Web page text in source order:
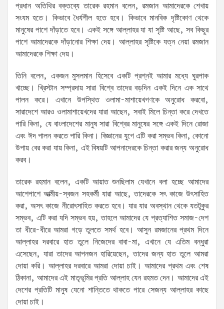
প্রধান অতিথির বক্তব্যে তারেক রহমান বলেন, রমজান আমাদেরকে শেখায়
সংযম হতে। কিভাবে ধৈর্যশীল হতে হবে। কিভাবে মানবিক দৃষ্টিকোণ থেকে
মানুষের পাশে দাঁড়াতে হবে। একই সঙ্গে আল্লাহর যা যা সৃষ্টি আছে, সব কিছুর
পাশে আমাদেরকে দাঁড়ানোর শিক্ষা দেয়। আল্লাহর সৃষ্টিকে যত্ন নেয়া রমজান
আমাদেরকে শিক্ষা দেয়।
তিনি বলেন, একজন মুসলমান হিসেবে একটি প্রশ্নই আমার মধ্যে ঘুরপাক
খাচ্ছে। খ্রিস্টান সম্প্রদায় সারা বিশ্বে তাদের বড়দিন একই দিনে এক সাথে
পালন করে। এখানে উপস্থিত ওলামা-মাশায়েখগণকে অনুরোধ করবো,
সারাদেশে আরও ওলামাশায়েখদের যারা আছেন, সবাই মিলে চিন্তা করে দেখতে
পারি কিনা, যে বাংলাদেশের মানুষ সারা বিশ্বের মানুষের সঙ্গে একই দিনে রোজা
এবং ঈদ পালন করতে পারি কিনা। বিজ্ঞানের যুগে এটি করা সম্ভব কিনা, কোনো
উপায় বের করা যায় কিনা, এই বিষয়টি আপনাদেরকে চিন্তা করার জন্য অনুরোধ
করব।
তারেক রহমান বলেন, একটি আয়াত শুনছিলাম যেখানে বলা হচ্ছে আমাদের
আশেপাশে আত্মীয়-স্বজন সহকর্মী যারা আছে, তাদেরকে সৎ কাজে উৎসাহিত
করা, অসৎ কাজে নীরোৎসাহিত করতে হবে। যার যার অবস্থান থেকে যতটুকুর
সম্ভব, এটি করা যদি সম্ভব হয়, তাহলে আমাদের যে প্রত্যাশিত সমাজ-দেশ
তা ধীরে-ধীরে আমরা গড়ে তুলতে সমর্থ হবে। আসুন রমজানের প্রথম দিনে
আল্লাহর দরবারে হাত তুলে নিজেদের বাবা-মা, এখানে যে এতিম বন্ধুরা
এসেছেন, যারা তাদের আপনজন হারিয়েছেন, তাদের জন্য হাত তুলে আমরা
দোয়া করি। আল্লাহর দরবারে আমরা দোয়া চাই। আমাদের প্রথম এবং শেষ
ঠিকানা, আমাদের এই মাতৃভূমির প্রতি আল্লাহ যেন রহমত দেন। আমাদের এই
দেশের প্রতিটি মানুষ যেনো শান্তিতে থাকতে পারে সেজন্য আল্লাহর কাছে
দোয়া চাই।